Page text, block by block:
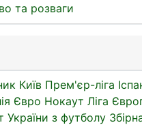
та розваги
Київ Прем'єр-ліга
Євро Нокаут Ліга
України з футболу